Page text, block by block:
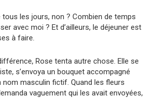
les jours, non ? Combien de temps
avec moi ? Et d’ailleurs, le déjeuner est
à faire.
Rose tenta autre chose. Elle se
s’envoya un bouquet accompagné
nom masculin fictif. Quand les fleurs
vaguement qui les avait envoyées,